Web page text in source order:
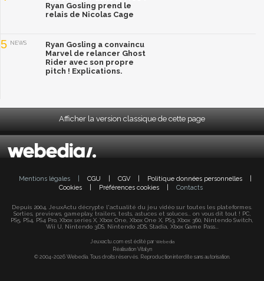
Ryan Gosling prend le
relais de Nicolas Cage
5 NEWS
Ryan Gosling a convaincu
Marvel de relancer Ghost
Rider avec son propre
pitch ! Explications.
Afficher la version classique de cette page
Mentions légales CGU CGV Politique données personnelles
Cookies
Préférences cookies Contacts
Depuis 2004, JeuxActu décrypte l'actualité du jeu vidéo sur toutes les plateformes.
Sorties, previews, gameplay, trailers, tests, astuces et soluces... on vous dit tout ! PC,
PS5, PS4, PS4 Pro, Xbox series X, Xbox One, Xbox One X, PS3, Xbox 360, Nintendo Switch,
Wii U, Nintendo 3DS, Nintendo 2DS, Stadia, Xbox Game Pass...
Jeuxactu.com est édité par Webedia
Réalisation Vitalyn
© 2004-2026 Webedia. Tous droits réservés. Reproduction interdite sans autorisation.